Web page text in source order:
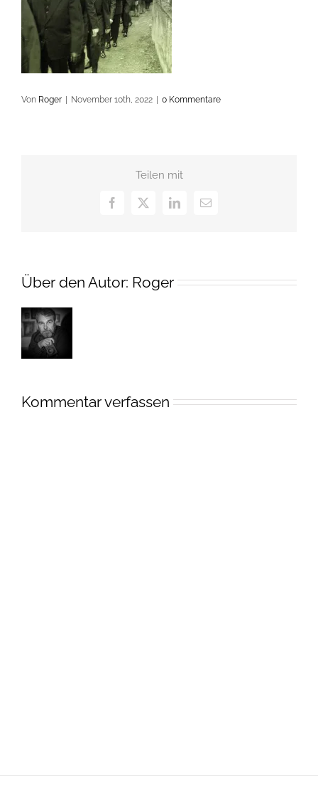
Von Roger November 10th, 2022 0 Kommentare
Teilen mit
Facebook
X LinkedIn
E-
Über den Autor: Roger
Kommentar verfassen